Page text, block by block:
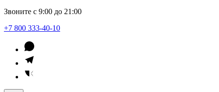
Звоните с 9:00 до 21:00
+7 800 333-40-10